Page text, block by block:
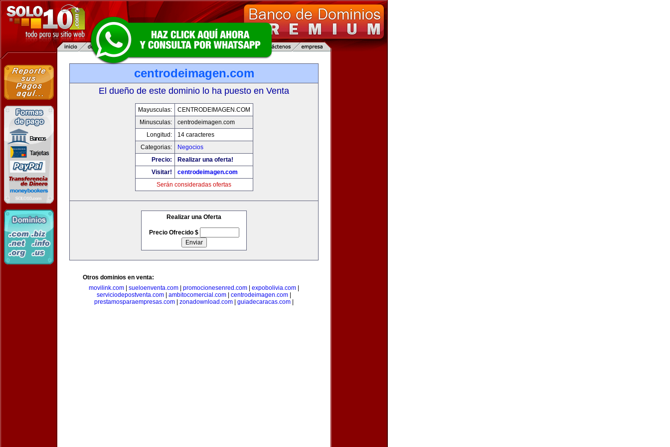
centrodeimagen.com
El dueño de este dominio lo ha puesto en Venta
Mayusculas:
CENTRODEIMAGEN.COM
Minusculas:
centrodeimagen.com
Longitud:
14 caracteres
Categorias:
Negocios
Precio:
Realizar una oferta!
Visitar!
centrodeimagen.com
Serán consideradas ofertas
Realizar una Oferta
Precio Ofrecido $
Otros dominios en venta:
movilink.com
sueloenventa.com promocionesenred.com expobolivia.com
serviciodepostventa.com
ambitocomercial.com centrodeimagen.com
prestamosparaempresas.com
zonadownload.com guiadecaracas.com